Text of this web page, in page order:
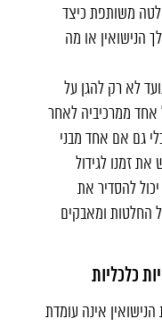
משותפת כיצד
הנישואין או מה
לא רק להגן על
ממרכיביה לאחר
גם אם אחד מבני
את זמנו לגידול
להסדיר את
החלטות ומאבקים
כלכליות
אינה עומדת